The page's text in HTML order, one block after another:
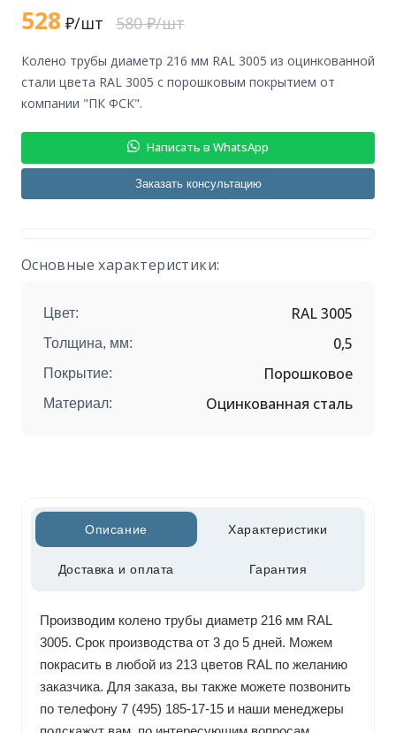
528 ₽/шт 580 ₽/шт
колено трубы диаметр 216 мм RAL 3005 из оцинкованной
стали цвета RAL 3005 с порошковым покрытием от
компании "ПК ФСК".
Написать в WhatsApp
Заказать консультацию
Основные характеристики:
Цвет: RAL 3005
Толщина, мм: 0,5
Покрытие: Порошковое
Материал: Оцинкованная сталь
Описание Характеристики
Доставка и оплата Гарантия
Производим колено трубы диаметр 216 мм RAL
3005. Срок производства от 3 до 5 дней. Можем
покрасить в любой из 213 цветов RAL по желанию
заказчика. Для заказа, вы также можете позвонить
по телефону 7 (495) 185-17-15 и наши менеджеры